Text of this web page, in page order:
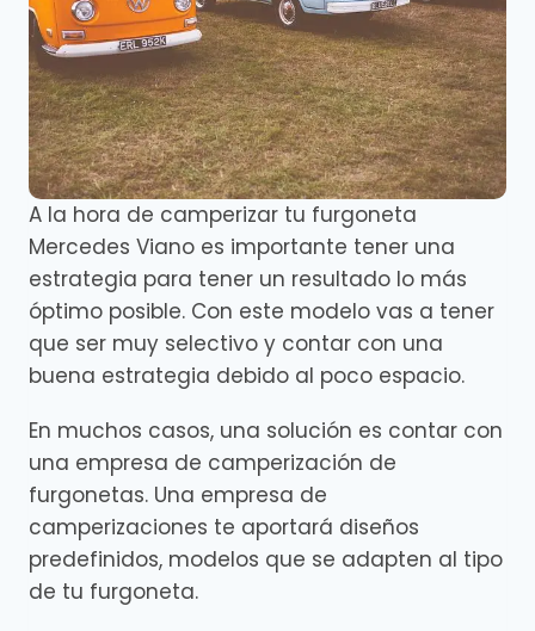
A la hora de camperizar tu furgoneta
Mercedes Viano es importante tener una
estrategia para tener un resultado lo más
óptimo posible. Con este modelo vas a tener
que ser muy selectivo y contar con una
buena estrategia debido al poco espacio.
En muchos casos, una solución es contar con
una empresa de camperización de
furgonetas. Una empresa de
camperizaciones te aportará diseños
predefinidos, modelos que se adapten al tipo
de tu furgoneta.